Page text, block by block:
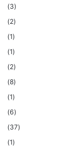
(3)
(2)
(1)
(1)
(2)
(8)
(1)
(6)
(37)
(1)